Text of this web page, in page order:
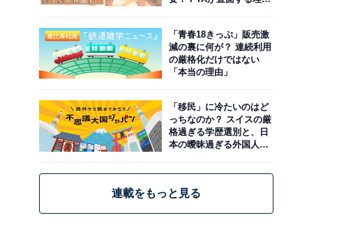
「青春18きっぷ」販売激
減の裏に何が？ 連続利用
の厳格化だけではない
「本当の理由」
「移民」に冷たいのはど
っちなのか？ スイスの厳
格過ぎる学歴選別と、日
本の曖昧過ぎる外国人政
連載をもっと見る